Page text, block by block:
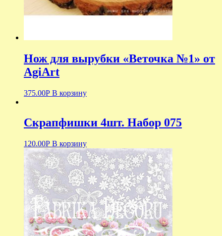
Нож для вырубки «Веточка №1» от
AgiArt
375.00Р В корзину
Скрапфишки 4шт. Набор 075
120.00Р В корзину